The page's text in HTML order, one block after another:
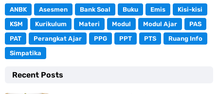
ANBK Asesmen Bank Soal Buku Emis
Kisi-kisi
KSM
Kurikulum Materi Modul Modul Ajar
PAS
PAT
Perangkat Ajar PPG PPT PTS
Ruang Info
Simpatika
Recent Posts